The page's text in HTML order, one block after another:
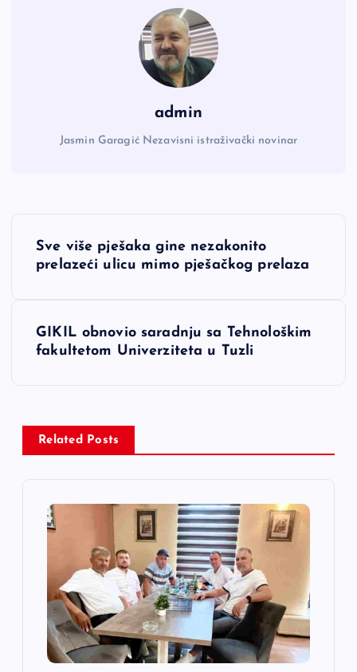
admin
Jasmin Garagić Nezavisni istraživački novinar
N
a
Sve više pješaka gine nezakonito
prelazeći ulicu mimo pješačkog prelaza
GIKIL obnovio saradnju sa Tehnološkim
fakultetom Univerziteta u Tuzli
Related Posts